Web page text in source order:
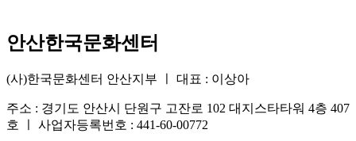
안산한국문화센터
(사)한국문화센터 안산지부 ㅣ 대표 : 이상아
주소 : 경기도 안산시 단원구 고잔로 102 대지스타타워 4층 407
호 ㅣ 사업자등록번호 : 441-60-00772